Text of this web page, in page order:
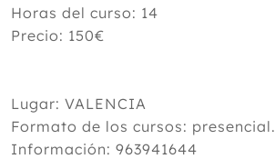
Horas del curso: 14
Precio: 150€
Lugar: VALENCIA
Formato de los cursos: presencial.
Información: 963941644